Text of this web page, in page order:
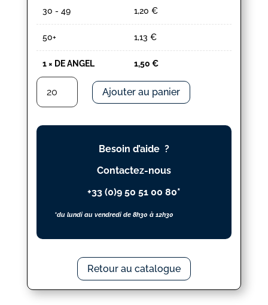
30 - 49 1,20 €
50+ 1,13 €
1× DE ANGEL 1,50 €
quantité
DE
ANGEL
Ajouter au panier
Besoin d’aide ?
Contactez-nous
+33 (0)9 50 51 00 80*
*du lundi au vendredi de 8h30 à 12h30
Retour au catalogue